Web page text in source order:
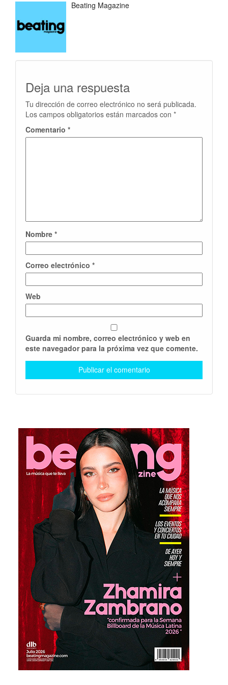
Beating Magazine
Deja una respuesta
Tu dirección de correo electrónico no será publicada.
Los campos obligatorios están marcados con *
Comentario *
Nombre *
Correo electrónico *
Web
Guarda mi nombre, correo electrónico y web en
este navegador para la próxima vez que comente.